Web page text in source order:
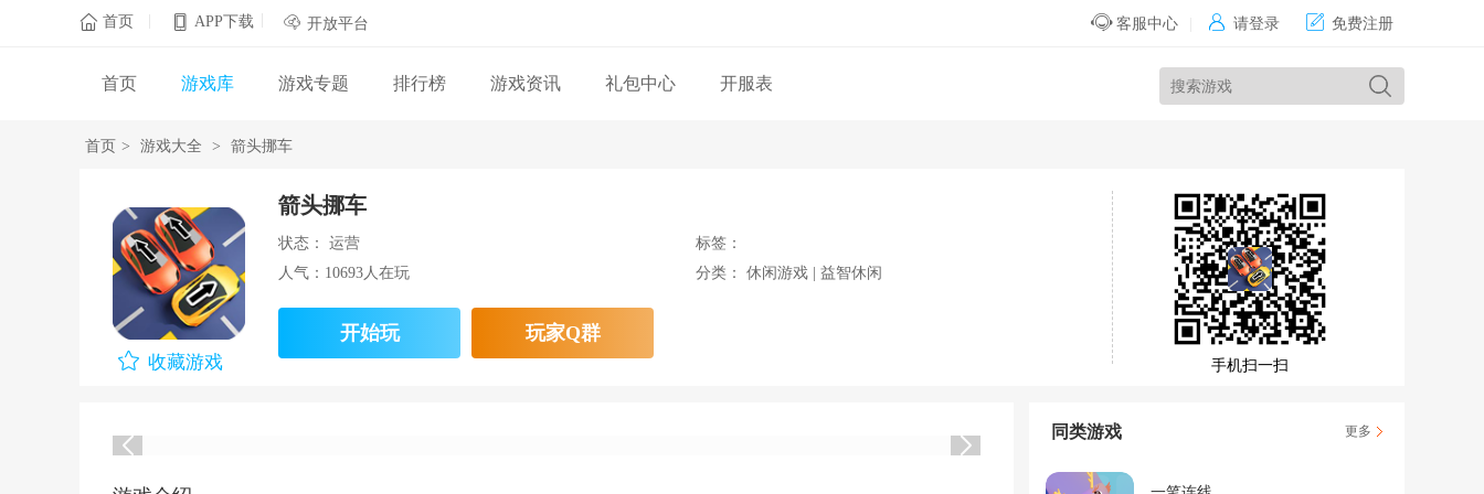
 首页 APP下载  开放平台 客服中心  请登录  免费注册
首页 游戏库 游戏专题 排行榜 游戏资讯 礼包中心 开服表
首页 > 游戏大全 > 箭头挪车
收藏游戏
箭头挪车
状态： 运营
标签：
人气：10693人在玩
分类： 休闲游戏 | 益智休闲
开始玩 玩家Q群
手机扫一扫
更多
同类游戏